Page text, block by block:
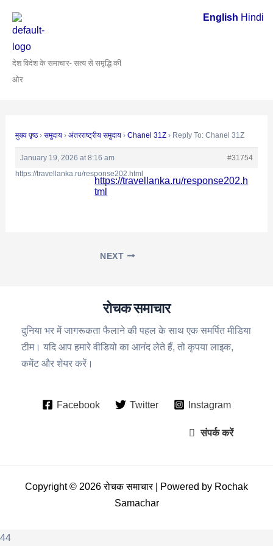
content
देश विदेश के समाचार- सत्य से समृद्धि की
ओर
मुख्य पृष्ठ › समुदाय › अंतरराष्ट्रीय समुदाय › Chanel 31Z › Reply To: Chanel 31Z
January 19, 2026 at 8:16 am
#31754
https://travellanka.ru/response202.html
https://travellanka.ru/response202.h
tml
navigation
NEXT
रोचक समाचार
दुनिया भर में जागरूकता फैलाने की पहल के साथ एक समर्पित मीडिया
टीम। यदि आप हमारे वीडियो का आनंद लेते हैं, तो कृपया लाइक,
कमेंट और शेयर करें।
Facebook Twitter Instagram
संपर्क करें
Copyright © 2026 रोचक समाचार | Powered by Rochak
Samachar
44
English Hindi